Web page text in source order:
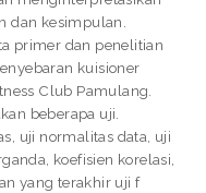
dan kesimpulan.
primer dan penelitian
kuisioner
Club Pamulang.
beberapa uji.
uji normalitas data, uji
koefisien korelasi,
yang terakhir uji f